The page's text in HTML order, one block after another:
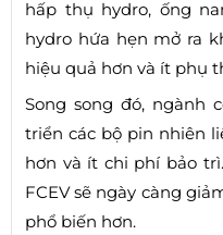
hấp thụ hydro, ống
hydro hứa hẹn mở ra
hiệu quả hơn và ít phụ
Song song đó, ngành
triển các bộ pin nhiên
hơn và ít chi phí bảo
FCEV sẽ ngày càng
phổ biến hơn.